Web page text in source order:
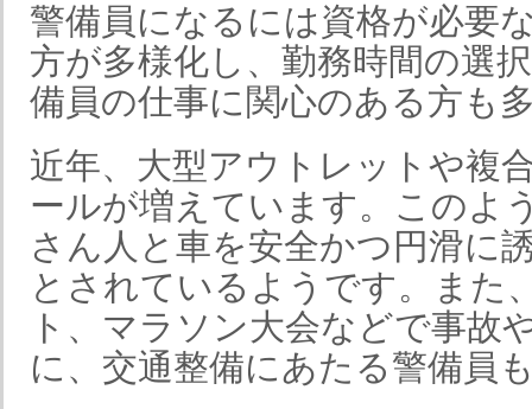
警備員になるには資格が必要
方が多様化し、勤務時間の選
備員の仕事に関心のある方も
近年、大型アウトレットや複
ールが増えています。このよ
さん人と車を安全かつ円滑に
とされているようです。また
ト、マラソン大会などで事故
に、交通整備にあたる警備員